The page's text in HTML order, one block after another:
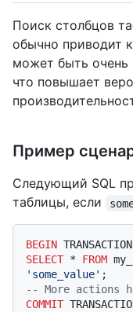
Поиск столбцов
обычно приводит
может быть
что повышает
Пример
Следующий SQL
таблицы, если
BEGIN
SELECT * FROM
'some_value'
-- More actions
COMMIT